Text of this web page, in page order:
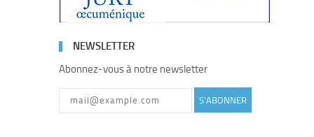
NEWSLETTER
Abonnez-vous à notre newsletter
S'ABONNER